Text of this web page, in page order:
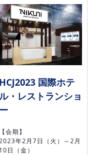
HCJ2023 国際ホテ
・レストランショ
ー
【会期】
年2月7日（火）～2月
10日（金）